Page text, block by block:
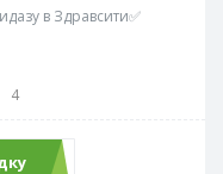
в Здравсити✅
4